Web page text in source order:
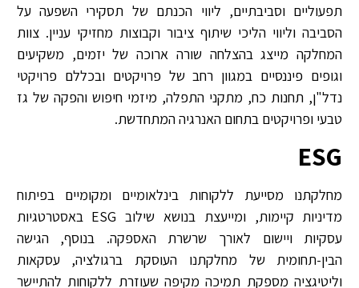
תפעוליים וסביבתיים, ליווי הכנתם של תסקירי השפעה על
הסביבה וליווי הליכי שיתוף ציבור וקבוצות מחזיקי עניין. צוות
המחלקה מייצג בהצלחה שורה ארוכה של יזמים, משקיעים
וגופים פיננסיים במגוון רחב של פרויקטים ובכללם פרויקטי
נדל"ן, תחנות כח, מתקני התפלה, מיזמי חיפוש והפקה של גז
טבעי ופרויקטים בתחום האנרגיה המתחדשת.
ESG
מחלקתנו מסייעת ללקוחות בינלאומיים ומקומיים בפיתוח
מדיניות קיימות, ומייעצת בנושא שילוב ESG באסטרטגיות
עסקיות ויישום לאורך שרשרת האספקה. בנוסף, הגישה
הבין-תחומית של מחלקתנו העוסקת ברגולציה, עסקאות
וליטיגציה מספקת תמיכה מקיפה שעוזרת ללקוחות להתיישר